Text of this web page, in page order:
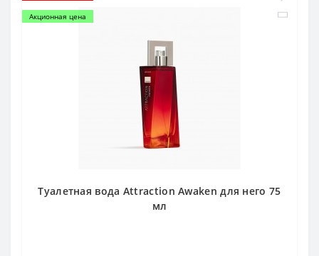
Акционная цена
Туалетная вода Attraction Awaken для него 75
мл